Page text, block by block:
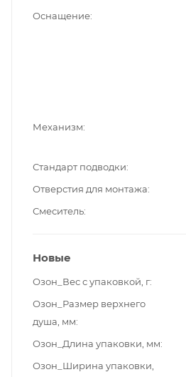
Оснащение
Механизм
Стандарт подводки
Отверстия для монтажа
Смеситель
Новые
Озон_Вес с упаковкой, г
Озон_Размер верхнего
душа, мм
Озон_Длина упаковки, мм
Озон_Ширина упаковки,